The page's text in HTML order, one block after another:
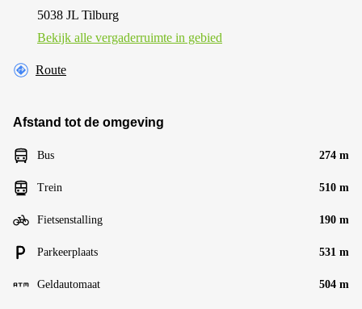
5038 JL Tilburg
Bekijk alle vergaderruimte in gebied
Route
Afstand tot de omgeving
Bus 274 m
Trein 510 m
Fietsenstalling 190 m
Parkeerplaats 531 m
Geldautomaat 504 m